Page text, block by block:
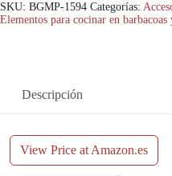
SKU: BGMP-1594 Categorías:
Elementos para cocinar en barbacoas
Descripción
View Price at Amazon.es